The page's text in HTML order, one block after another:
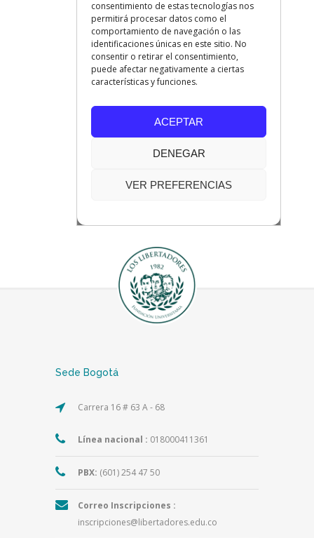
Sede Bogotá
Carrera 16 # 63 A - 68
Línea nacional : 018000411361
PBX: (601) 254 47 50
Correo Inscripciones :
inscripciones@libertadores.edu.co